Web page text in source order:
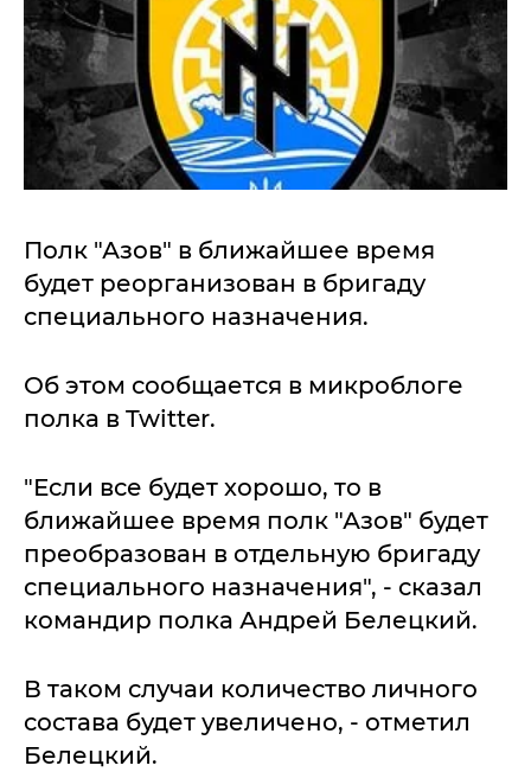
Полк "Азов" в ближайшее время
будет реорганизован в бригаду
специального назначения.
Об этом сообщается в микроблоге
полка в Twitter.
"Если все будет хорошо, то в
ближайшее время полк "Азов" будет
преобразован в отдельную бригаду
специального назначения", - сказал
командир полка Андрей Белецкий.
В таком случаи количество личного
состава будет увеличено, - отметил
Белецкий.